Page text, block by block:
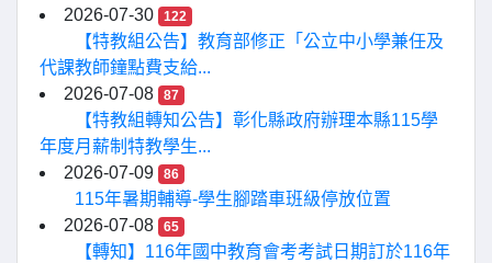
2026-07-30
122
【特教組公告】教育部修正「公立中小學兼任及
代課教師鐘點費支給...
2026-07-08
87
【特教組轉知公告】彰化縣政府辦理本縣115學
年度月薪制特教學生...
2026-07-09
86
115年暑期輔導-學生腳踏車班級停放位置
2026-07-08
65
【轉知】116年國中教育會考考試日期訂於116年